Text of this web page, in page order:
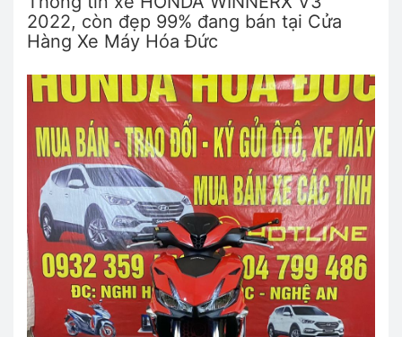
2022, còn đẹp 99% đang bán tại Cửa
Hàng Xe Máy Hóa Đức